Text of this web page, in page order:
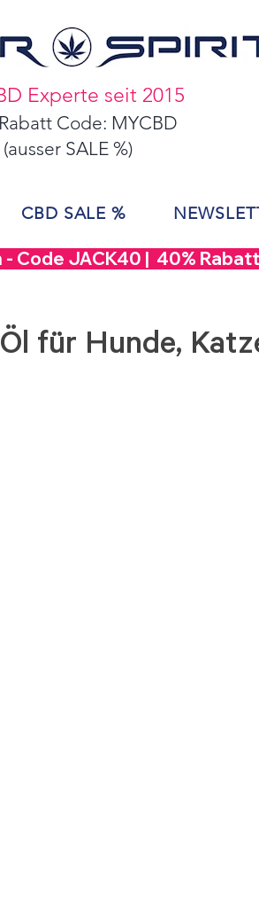
Experte seit 2015
Code: MYCBD
(ausser SALE %)
CBD SALE %
Code JACK40 |  40%
für Hunde,